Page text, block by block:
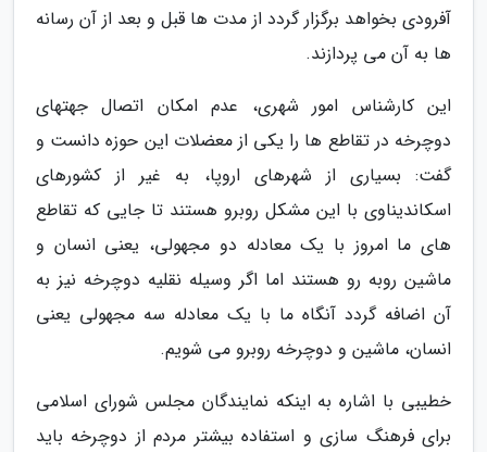
آفرودی بخواهد برگزار گردد از مدت ها قبل و بعد از آن رسانه
ها به آن می پردازند.
این کارشناس امور شهری، عدم امکان اتصال جهتهای
دوچرخه در تقاطع ها را یکی از معضلات این حوزه دانست و
گفت: بسیاری از شهرهای اروپا، به غیر از کشورهای
اسکاندیناوی با این مشکل روبرو هستند تا جایی که تقاطع
های ما امروز با یک معادله دو مجهولی، یعنی انسان و
ماشین روبه رو هستند اما اگر وسیله نقلیه دوچرخه نیز به
آن اضافه گردد آنگاه ما با یک معادله سه مجهولی یعنی
انسان، ماشین و دوچرخه روبرو می شویم.
خطیبی با اشاره به اینکه نمایندگان مجلس شورای اسلامی
برای فرهنگ سازی و استفاده بیشتر مردم از دوچرخه باید